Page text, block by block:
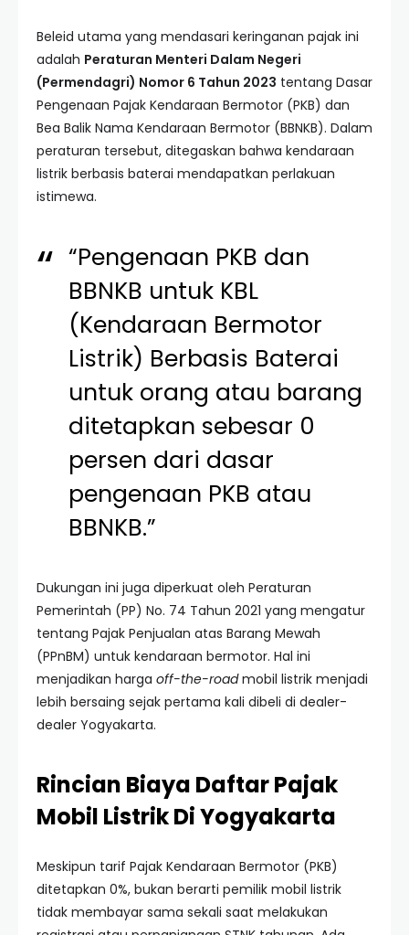
Beleid utama yang mendasari keringanan pajak ini
adalah Peraturan Menteri Dalam Negeri
(Permendagri) Nomor 6 Tahun 2023 tentang Dasar
Pengenaan Pajak Kendaraan Bermotor (PKB) dan
Bea Balik Nama Kendaraan Bermotor (BBNKB). Dalam
peraturan tersebut, ditegaskan bahwa kendaraan
listrik berbasis baterai mendapatkan perlakuan
istimewa.
“Pengenaan PKB dan
BBNKB untuk KBL
(Kendaraan Bermotor
Listrik) Berbasis Baterai
untuk orang atau barang
ditetapkan sebesar 0
persen dari dasar
pengenaan PKB atau
BBNKB.”
Dukungan ini juga diperkuat oleh Peraturan
Pemerintah (PP) No. 74 Tahun 2021 yang mengatur
tentang Pajak Penjualan atas Barang Mewah
(PPnBM) untuk kendaraan bermotor. Hal ini
menjadikan harga off-the-roadmobil listrik menjadi
lebih bersaing sejak pertama kali dibeli di dealer-
dealer Yogyakarta.
Rincian Biaya Daftar Pajak
Mobil Listrik Di Yogyakarta
Meskipun tarif Pajak Kendaraan Bermotor (PKB)
ditetapkan 0%, bukan berarti pemilik mobil listrik
tidak membayar sama sekali saat melakukan